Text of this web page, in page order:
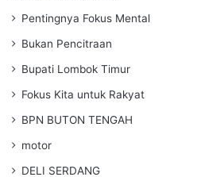
Pentingnya Fokus Mental
Bukan Pencitraan
Bupati Lombok Timur
Fokus Kita untuk Rakyat
BPN BUTON TENGAH
motor
DELI SERDANG